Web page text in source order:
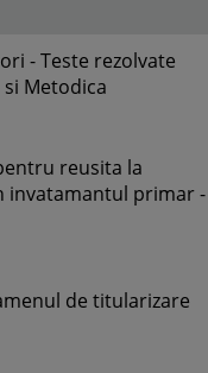
- Teste rezolvate
Metodica
reusita la
invatamantul primar -
de titularizare